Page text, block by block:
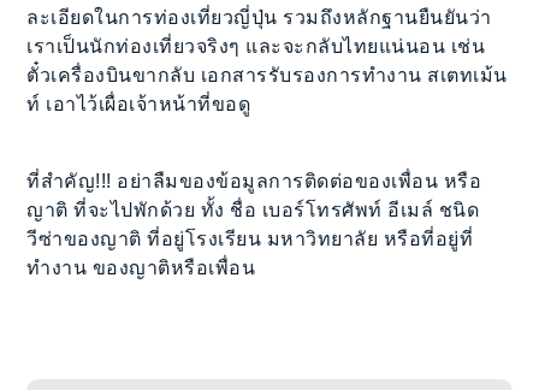
ละเอียดในการท่องเที่ยวญี่ปุ่น รวมถึงหลักฐานยืนยันว่า
เราเป็นนักท่องเที่ยวจริงๆ และจะกลับไทยแน่นอน เช่น
ตั๋วเครื่องบินขากลับ เอกสารรับรองการทำงาน สเตทเม้น
ท์ เอาไว้เผื่อเจ้าหน้าที่ขอดู
ที่สำคัญ!!! อย่าลืมของข้อมูลการติดต่อของเพื่อน หรือ
ญาติ ที่จะไปพักด้วย ทั้ง ชื่อ เบอร์โทรศัพท์ อีเมล์ ชนิด
วีซ่าของญาติ ที่อยู่โรงเรียน มหาวิทยาลัย หรือที่อยู่ที่
ทำงาน ของญาติหรือเพื่อน